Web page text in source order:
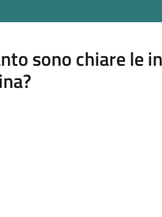
sono chiare le
5 stelle su 5
4 stelle su 5
3 stelle su 5
2 stelle su 5